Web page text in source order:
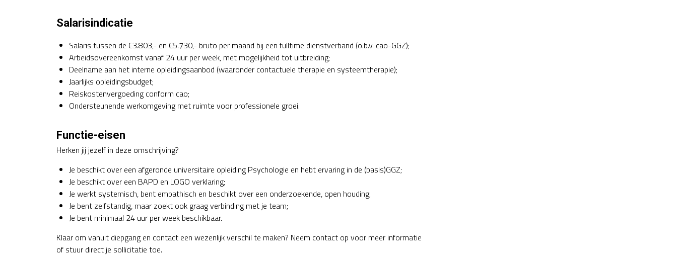
Salarisindicatie
Salaris tussen de €3.803,- en €5.730,- bruto per maand bij een fulltime dienstverband (o.b.v. cao-GGZ);
Arbeidsovereenkomst vanaf 24 uur per week, met mogelijkheid tot uitbreiding;
Deelname aan het interne opleidingsaanbod (waaronder contactuele therapie en systeemtherapie);
Jaarlijks opleidingsbudget;
Reiskostenvergoeding conform cao;
Ondersteunende werkomgeving met ruimte voor professionele groei.
Functie-eisen
Herken jij jezelf in deze omschrijving?
Je beschikt over een afgeronde universitaire opleiding Psychologie en hebt ervaring in de (basis)GGZ;
Je beschikt over een BAPD en LOGO verklaring;
Je werkt systemisch, bent empathisch en beschikt over een onderzoekende, open houding;
Je bent zelfstandig, maar zoekt ook graag verbinding met je team;
Je bent minimaal 24 uur per week beschikbaar.
Klaar om vanuit diepgang en contact een wezenlijk verschil te maken? Neem contact op voor meer informatie
of stuur direct je sollicitatie toe.